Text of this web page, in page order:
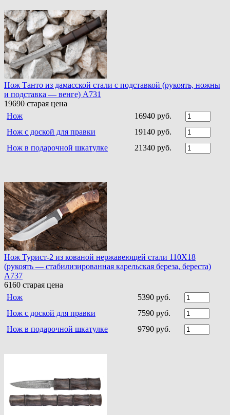
Нож Танто из дамасской стали c подставкой (рукоять, ножны
и подставка — венге) A731
19690 старая цена
Нож
16940 руб.
Нож с доской для правки
19140 руб.
Нож в подарочной шкатулке
21340 руб.
Нож Турист-2 из кованой нержавеющей стали 110Х18
(рукоять — стабилизированная карельская береза, береста)
A737
6160 старая цена
Нож
5390 руб.
Нож с доской для правки
7590 руб.
Нож в подарочной шкатулке
9790 руб.